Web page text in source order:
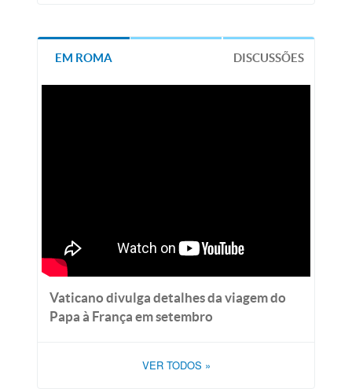
EM ROMA DISCUSSÕES
Vaticano divulga detalhes da viagem do
Papa à França em setembro
VER TODOS »